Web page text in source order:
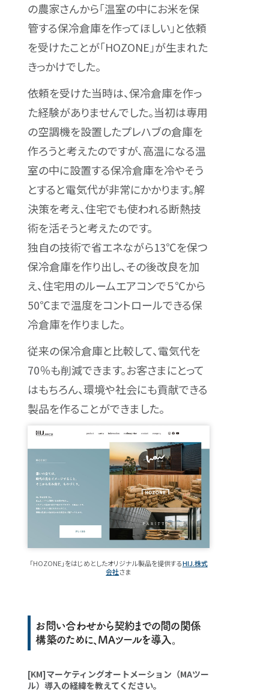
の農家さんから「温室の中にお米を保
管する保冷倉庫を作ってほしい」と依頼
を受けたことが「HOZONE」が生まれた
きっかけでした。
依頼を受けた当時は、保冷倉庫を作っ
た経験がありませんでした。当初は専用
の空調機を設置したプレハブの倉庫を
作ろうと考えたのですが、高温になる温
室の中に設置する保冷倉庫を冷やそう
とすると電気代が非常にかかります。解
決策を考え、住宅でも使われる断熱技
術を活そうと考えたのです。
独自の技術で省エネながら13℃を保つ
保冷倉庫を作り出し、その後改良を加
え、住宅用のルームエアコンで５℃から
50℃まで温度をコントロールできる保
冷倉庫を作りました。
従来の保冷倉庫と比較して、電気代を
70％も削減できます。お客さまにとって
はもちろん、環境や社会にも貢献できる
製品を作ることができました。
「HOZONE」をはじめとしたオリジナル製品を提供するHIJ.株式
会社さま
お問い合わせから契約までの間の関係
構築のために、MAツールを導入。
[KM]マーケティングオートメーション（MAツー
ル）導入の経緯を教えてください。